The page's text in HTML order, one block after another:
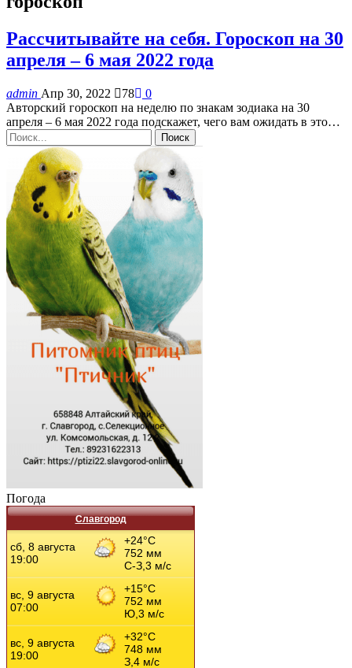
Рассчитывайте на себя. Гороскоп на 30
апреля – 6 мая 2022 года
admin Апр 30, 2022 78
0
Авторский гороскоп на неделю по знакам зодиака на 30
апреля – 6 мая 2022 года подскажет, чего вам ожидать в это…
Погода
Славгород